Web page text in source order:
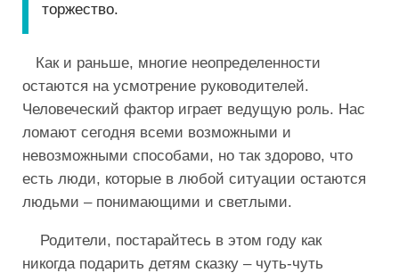
торжество.
Как и раньше, многие неопределенности
остаются на усмотрение руководителей.
Человеческий фактор играет ведущую роль. Нас
ломают сегодня всеми возможными и
невозможными способами, но так здорово, что
есть люди, которые в любой ситуации остаются
людьми – понимающими и светлыми.
Родители, постарайтесь в этом году как
никогда подарить детям сказку – чуть-чуть